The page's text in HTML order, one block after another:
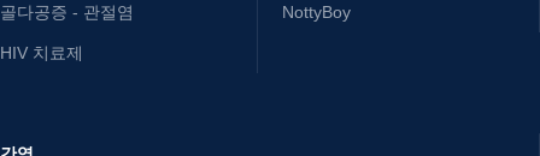
골다공증 - 관절염
HIV 치료제
NottyBoy